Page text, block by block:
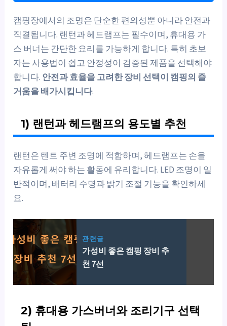
캠핑장에서의 조명은 단순한 편의성뿐 아니라 안전과
직결됩니다. 랜턴과 헤드램프는 필수이며, 휴대용 가
스 버너는 간단한 요리를 가능하게 합니다. 특히 초보
자는 사용법이 쉽고 안정성이 검증된 제품을 선택해야
합니다. 안전과 효율을 고려한 장비 선택이 캠핑의 즐
거움을 배가시킵니다.
1) 랜턴과 헤드램프의 용도별 추천
랜턴은 텐트 주변 조명에 적합하며, 헤드램프는 손을
자유롭게 써야 하는 활동에 유리합니다. LED 조명이 일
반적이며, 배터리 수명과 밝기 조절 기능을 확인하세
요.
관련글
가성비 좋은 캠핑 장비 추
천 7선
2) 휴대용 가스버너와 조리기구 선택